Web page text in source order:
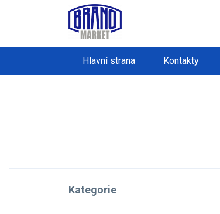
Hlavní strana Kontakty
Kategorie